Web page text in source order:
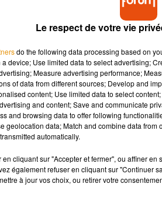
novembre. Le but : lutter
se laisser pousser la moustache,
c’est le moment de porter un
par la fondation australienne «
de la prostate et des testicules et le
du Monde entier à se laisser
recherche sur les maladies
masculine dans le monde entier.
Le respect de votre vie
do the following data processing based on
device; Use limited data to select advertising;
Measure advertising performance;
of data from different sources; Develop and
content; Use limited data to select
and content; Save and communicate
and browsing data to offer following
geolocation data; Match and combine data
automatically.
en cliquant sur "Accepter et fermer", ou affiner
également refuser en cliquant sur "Continuer
à jour vos choix, ou retirer votre